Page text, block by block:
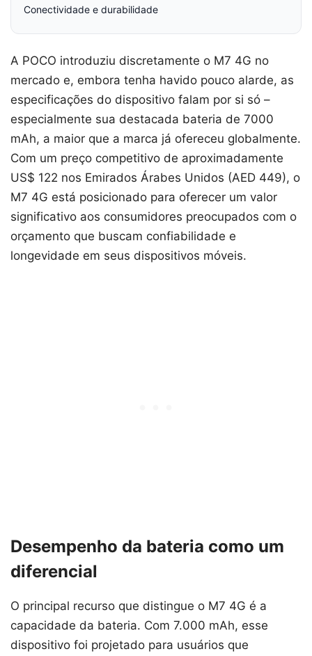
Conectividade e durabilidade
A POCO introduziu discretamente o M7 4G no
mercado e, embora tenha havido pouco alarde, as
especificações do dispositivo falam por si só –
especialmente sua destacada bateria de 7000
mAh, a maior que a marca já ofereceu globalmente.
Com um preço competitivo de aproximadamente
US$ 122 nos Emirados Árabes Unidos (AED 449), o
M7 4G está posicionado para oferecer um valor
significativo aos consumidores preocupados com o
orçamento que buscam confiabilidade e
longevidade em seus dispositivos móveis.
Desempenho da bateria como um
diferencial
O principal recurso que distingue o M7 4G é a
capacidade da bateria. Com 7.000 mAh, esse
dispositivo foi projetado para usuários que